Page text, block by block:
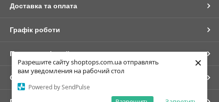
Разрешите сайту shoptops.com.ua отправлять
вам уведомления на рабочий стол
Powered by SendPulse
×
Доставка та оплата
Графік роботи
Повна версія сайту
Сайт створено на маркетплейсі